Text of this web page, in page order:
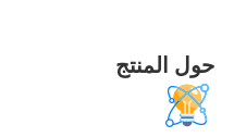
المنتج